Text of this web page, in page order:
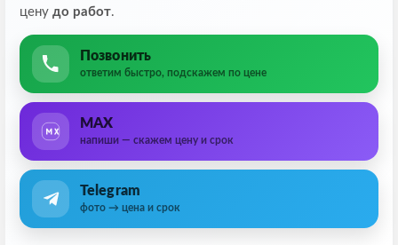
цену до работ.
Позвонить
ответим быстро, подскажем по цене
MAX
напиши — скажем цену и срок
Telegram
фото → цена и срок